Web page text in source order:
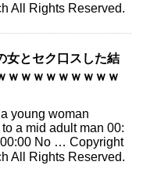
All Rights Reserved.
女とセク口スした結
ｗｗｗｗｗｗｗｗｗ
young woman
a mid adult man 00:
No … Copyright
All Rights Reserved.